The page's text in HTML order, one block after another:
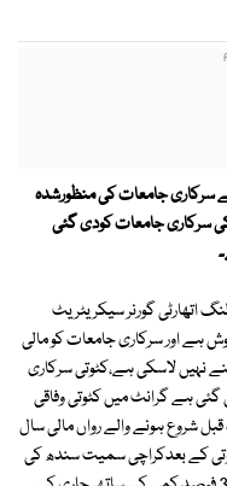
نے مالی سال2013-14کے لیے سرکاری جامعات کی منظورشدہ
سندھ کی سرکاری جامعات کودی گئی
اتھارٹی گورنر سیکریٹریٹ
ہے اور سرکاری جامعات کو مالی
نہیں لاسکی ہے،کٹوتی سرکاری
گئی ہے گرانٹ میں کٹوتی وفاقی
شروع ہونے والے رواں مالی سال
کے بعدکراچی سمیت سندھ کی